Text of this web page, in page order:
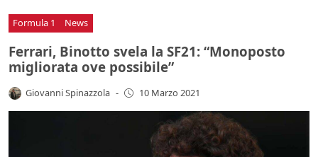
Formula 1 News
Ferrari, Binotto svela la SF21: “Monoposto
migliorata ove possibile”
Giovanni Spinazzola - 10 Marzo 2021